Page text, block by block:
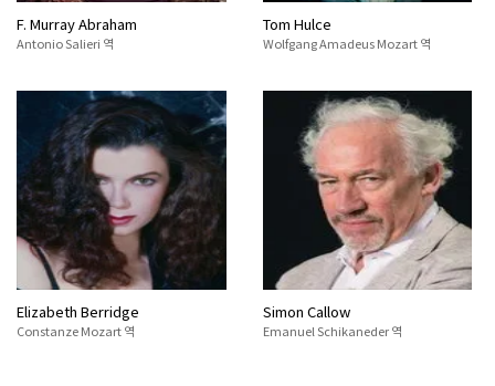
F. Murray Abraham
Antonio Salieri 역
Tom Hulce
Wolfgang Amadeus Mozart 역
Elizabeth Berridge
Constanze Mozart 역
Simon Callow
Emanuel Schikaneder 역